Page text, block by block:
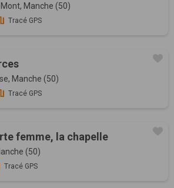
Manche (50)
Tracé GPS
Manche (50)
Tracé GPS
femme, la chapelle
(50)
Tracé GPS